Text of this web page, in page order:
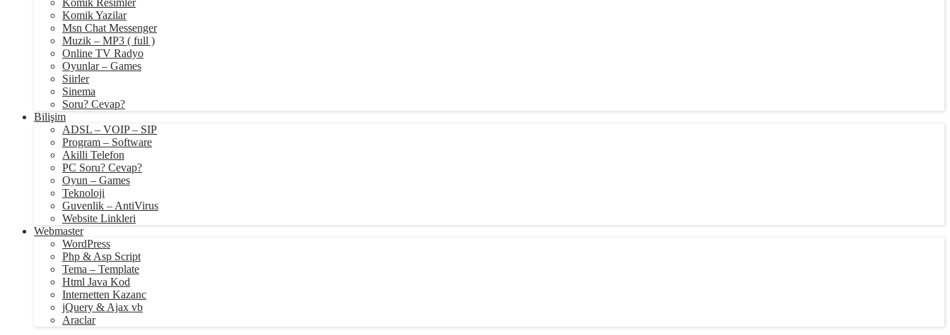
Komik Resimler
Komik Yazilar
Msn Chat Messenger
Muzik – MP3 ( full )
Online TV Radyo
Oyunlar – Games
Siirler
Sinema
Soru? Cevap?
Bilişim
ADSL – VOIP – SIP
Program – Software
Akilli Telefon
PC Soru? Cevap?
Oyun – Games
Teknoloji
Guvenlik – AntiVirus
Website Linkleri
Webmaster
WordPress
Php & Asp Script
Tema – Template
Html Java Kod
Internetten Kazanc
jQuery & Ajax vb
Araclar